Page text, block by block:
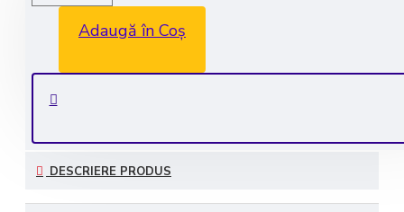
Adaugă în Coș
DESCRIERE PRODUS